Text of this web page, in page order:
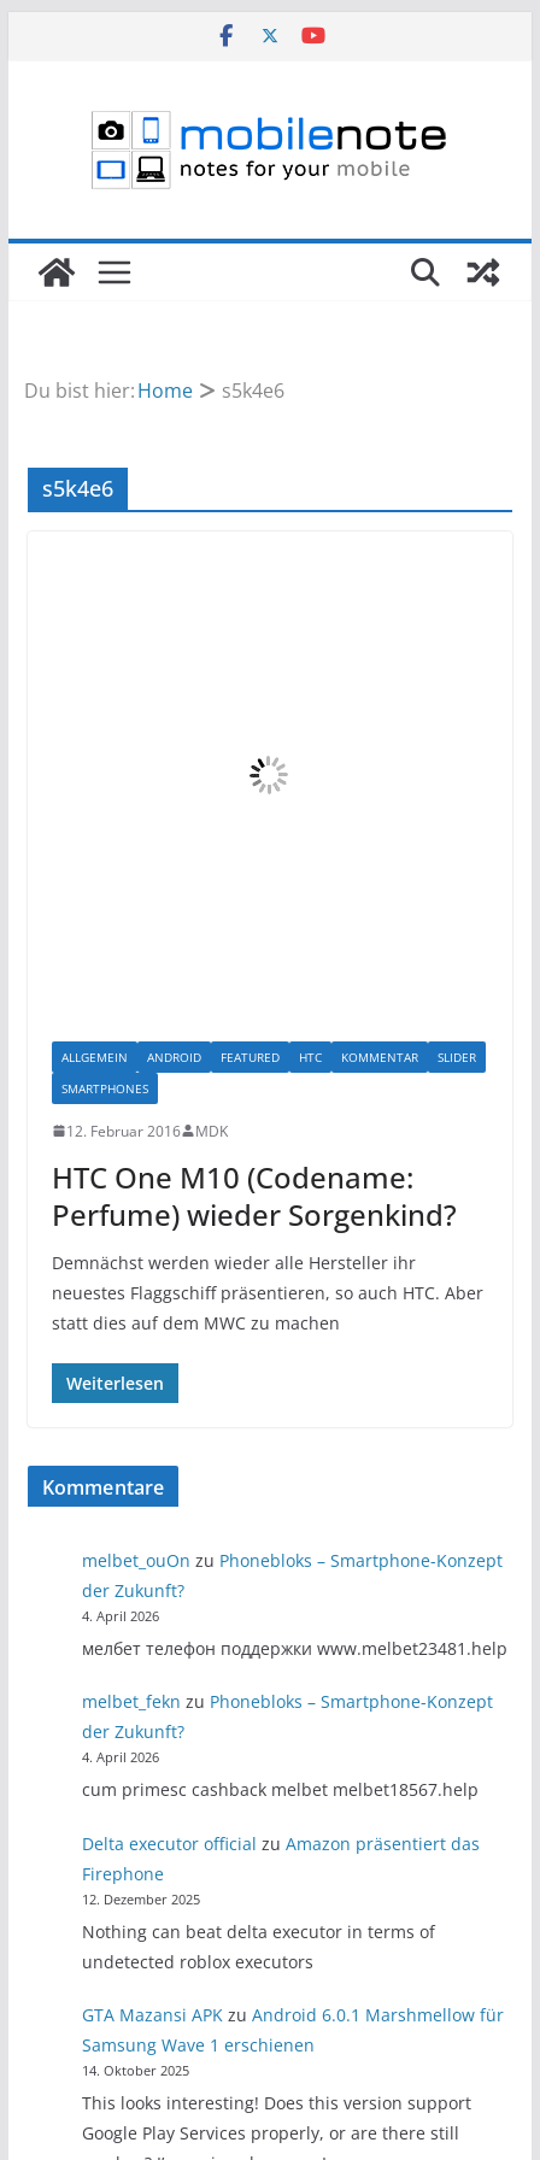
Du bist hier:Home s5k4e6
s5k4e6
ALLGEMEIN ANDROID FEATURED HTC KOMMENTAR
SLIDER
SMARTPHONES
12. Februar 2016 MDK
HTC One M10 (Codename:
Perfume) wieder Sorgenkind?
Demnächst werden wieder alle Hersteller ihr
neuestes Flaggschiff präsentieren, so auch HTC. Aber
statt dies auf dem MWC zu machen
Weiterlesen
Kommentare
melbet_ouOn zu Phonebloks – Smartphone-Konzept
der Zukunft?
4. April 2026
мелбет телефон поддержки www.melbet23481.help
melbet_fekn zu Phonebloks – Smartphone-Konzept
der Zukunft?
4. April 2026
cum primesc cashback melbet melbet18567.help
Delta executor official zuAmazon präsentiert das
Firephone
12. Dezember 2025
Nothing can beat delta executor in terms of
undetected roblox executors
GTA Mazansi APK zuAndroid 6.0.1 Marshmellow für
Samsung Wave 1 erschienen
14. Oktober 2025
This looks interesting! Does this version support
Google Play Services properly, or are there still